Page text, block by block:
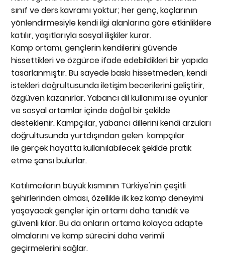
sınıf ve ders kavramı yoktur; her genç, koçlarının
yönlendirmesiyle kendi ilgi alanlarına göre etkinliklere
katılır, yaşıtlarıyla sosyal ilişkiler kurar.
Kamp ortamı, gençlerin kendilerini güvende
hissettikleri ve özgürce ifade edebildikleri bir yapıda
tasarlanmıştır. Bu sayede baskı hissetmeden, kendi
istekleri doğrultusunda iletişim becerilerini geliştirir,
özgüven kazanırlar. Yabancı dil kullanımı ise oyunlar
ve sosyal ortamlar içinde doğal bir şekilde
desteklenir. Kampçılar, yabancı dillerini kendi arzuları
doğrultusunda yurtdışından gelen kampçılar
ile gerçek hayatta kullanılabilecek şekilde pratik
etme şansı bulurlar.
Katılımcıların büyük kısmının Türkiye'nin çeşitli
şehirlerinden olması, özellikle ilk kez kamp deneyimi
yaşayacak gençler için ortamı daha tanıdık ve
güvenli kılar. Bu da onların ortama kolayca adapte
olmalarını ve kamp sürecini daha verimli
geçirmelerini sağlar.